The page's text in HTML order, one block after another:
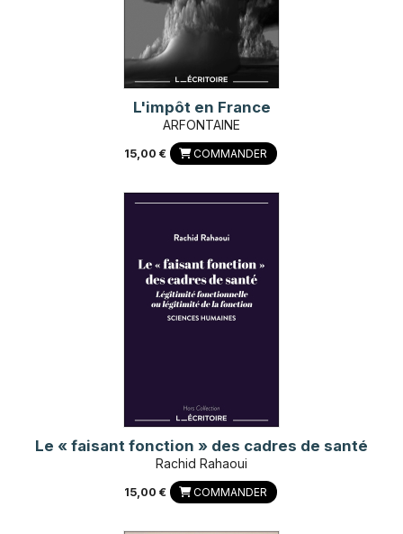
L'impôt en France
ARFONTAINE
15,00 € COMMANDER
Le « faisant fonction » des cadres de santé
Rachid Rahaoui
15,00 € COMMANDER